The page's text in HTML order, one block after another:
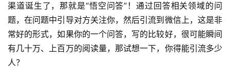
渠道诞生了，那就是“悟空问答”！通过回答相关领域的问
题，在问题中引导对方关注你，然后引流到微信上，这是非
常好的形式，如果你的一个问答，写的比较好，很可能瞬间
有几十万、上百万的阅读量，那试想一下，你得能引流多少
人？